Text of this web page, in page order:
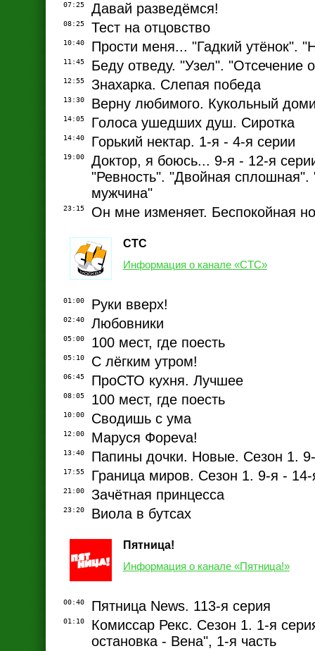
07:25 Давай разведёмся!
08:25 Тест на отцовство
10:40 Прости меня... "Гадкий утёнок".
11:45 Беду отведу. "Узел". "Отсечение
12:55 Знахарка. Слепая победа
13:30 Верну любимого. Кукольный
14:05 Голоса ушедших душ. Сиротка
14:40 Горький нектар. 1-я - 4-я серии
19:00
Доктор, я боюсь... 9-я - 12-я
"Ревность". "Двойная
мужчина"
23:15 Он мне изменяет. Беспокойная
СТС
Информация о канале «СТС»
01:00 Руки вверх!
02:40 Любовники
05:00 100 мест, где поесть
05:10 С лёгким утром!
06:45 ПроСТО кухня. Лучшее
08:05 100 мест, где поесть
10:00 Сводишь с ума
12:00 Маруся Фореvа!
13:40 Папины дочки. Новые. Сезон 1.
17:55 Граница миров. Сезон 1. 9-я - 14-
21:00 Зачётная принцесса
23:20 Виола в бутсах
Пятница!
Информация о канале «Пятница!»
00:40 Пятница News. 113-я серия
01:10
Комиссар Рекс. Сезон 1. 1-я
остановка - Вена", 1-я часть